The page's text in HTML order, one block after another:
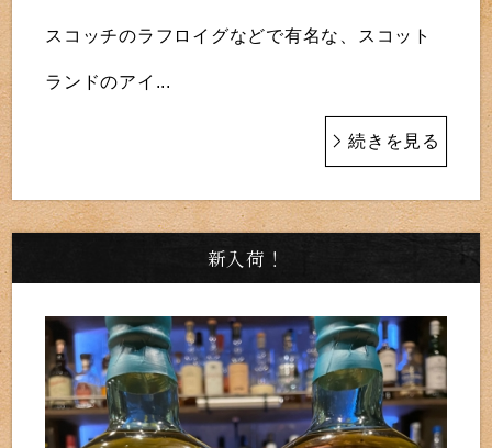
スコッチのラフロイグなどで有名な、スコット
ランドのアイ...
続きを見る
新入荷！